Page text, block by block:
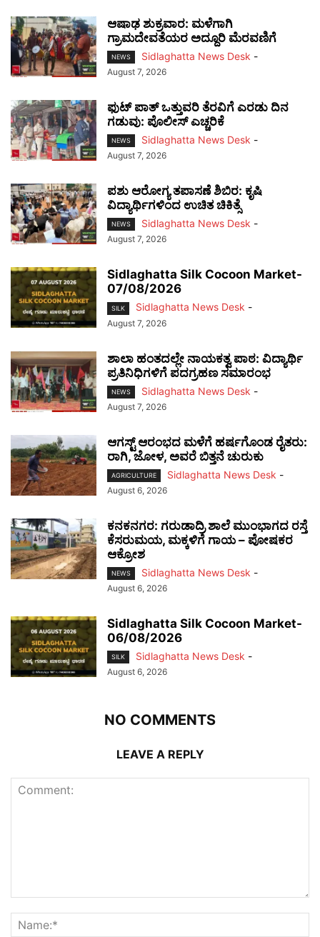
ಆಷಾಢ ಶುಕ್ರವಾರ: ಮಳೆಗಾಗಿ
ಗ್ರಾಮದೇವತೆಯರ ಅದ್ದೂರಿ ಮೆರವಣಿಗೆ
NEWS Sidlaghatta News Desk -
August 7, 2026
ಫುಟ್‌ ಪಾತ್ ಒತ್ತುವರಿ ತೆರವಿಗೆ ಎರಡು ದಿನ
ಗಡುವು: ಪೊಲೀಸ್ ಎಚ್ಚರಿಕೆ
NEWS Sidlaghatta News Desk -
August 7, 2026
ಪಶು ಆರೋಗ್ಯ ತಪಾಸಣೆ ಶಿಬಿರ: ಕೃಷಿ
ವಿದ್ಯಾರ್ಥಿಗಳಿಂದ ಉಚಿತ ಚಿಕಿತ್ಸೆ
NEWS Sidlaghatta News Desk -
August 7, 2026
Sidlaghatta Silk Cocoon Market-
07/08/2026
SILK Sidlaghatta News Desk -
August 7, 2026
ಶಾಲಾ ಹಂತದಲ್ಲೇ ನಾಯಕತ್ವ ಪಾಠ: ವಿದ್ಯಾರ್ಥಿ
ಪ್ರತಿನಿಧಿಗಳಿಗೆ ಪದಗ್ರಹಣ ಸಮಾರಂಭ
NEWS Sidlaghatta News Desk -
August 7, 2026
ಆಗಸ್ಟ್ ಆರಂಭದ ಮಳೆಗೆ ಹರ್ಷಗೊಂಡ ರೈತರು:
ರಾಗಿ, ಜೋಳ, ಅವರೆ ಬಿತ್ತನೆ ಚುರುಕು
AGRICULTURE Sidlaghatta News Desk -
August 6, 2026
ಕನಕನಗರ: ಗರುಡಾದ್ರಿ ಶಾಲೆ ಮುಂಭಾಗದ ರಸ್ತೆ
ಕೆಸರುಮಯ, ಮಕ್ಕಳಿಗೆ ಗಾಯ – ಪೋಷಕರ
ಆಕ್ರೋಶ
NEWS Sidlaghatta News Desk -
August 6, 2026
Sidlaghatta Silk Cocoon Market-
06/08/2026
SILK Sidlaghatta News Desk -
August 6, 2026
NO COMMENTS
LEAVE A REPLY